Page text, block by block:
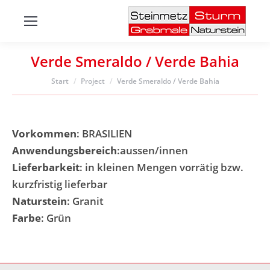
Verde Smeraldo / Verde Bahia
Sie befinden sich hier:
Start Project Verde Smeraldo / Verde Bahia
Vorkommen: BRASILIEN
Anwendungsbereich:aussen/innen
Lieferbarkeit: in kleinen Mengen vorrätig bzw.
kurzfristig lieferbar
Naturstein: Granit
Farbe: Grün